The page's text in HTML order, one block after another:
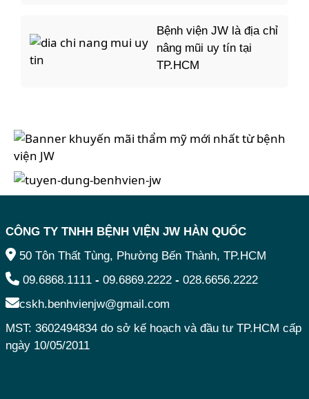
Bệnh viện JW là địa chỉ
nâng mũi uy tín tại
TP.HCM
CÔNG TY TNHH BỆNH VIỆN JW HÀN QUỐC
50 Tôn Thất Tùng, Phường Bến Thành, TP.HCM
09.6868.1111 - 09.6869.2222 - 028.6656.2222
cskh.benhvienjw@gmail.com
MST: 3602494834 do sở kế hoạch và đầu tư TP.HCM cấp
ngày 10/05/2011